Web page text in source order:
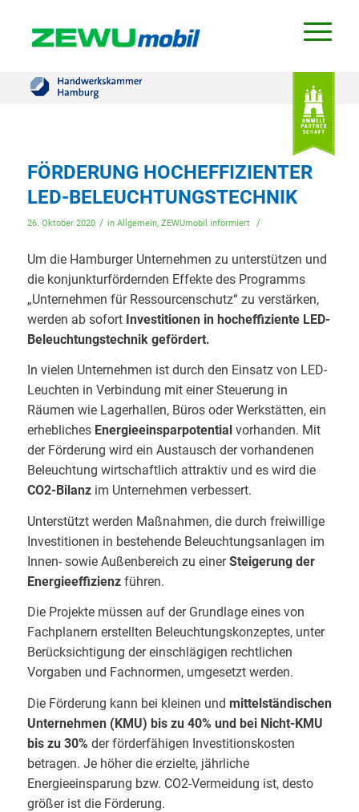
FÖRDERUNG HOCHEFFIZIENTER
LED-BELEUCHTUNGSTECHNIK
26. Oktober 2020 / in Allgemein, ZEWUmobil informiert /
Um die Hamburger Unternehmen zu unterstützen und
die konjunkturfördernden Effekte des Programms
„Unternehmen für Ressourcenschutz“ zu verstärken,
werden ab sofort Investitionen in hocheffiziente LED-
Beleuchtungstechnik gefördert.
In vielen Unternehmen ist durch den Einsatz von LED-
Leuchten in Verbindung mit einer Steuerung in
Räumen wie Lagerhallen, Büros oder Werkstätten, ein
erhebliches Energieeinsparpotential vorhanden. Mit
der Förderung wird ein Austausch der vorhandenen
Beleuchtung wirtschaftlich attraktiv und es wird die
CO2-Bilanzim Unternehmen verbessert.
Unterstützt werden Maßnahmen, die durch freiwillige
Investitionen in bestehende Beleuchtungsanlagen im
Innen- sowie Außenbereich zu einerSteigerung der
Energie­effizienzführen.
Die Projekte müssen auf der Grundlage eines von
Fachplanern erstellten Beleuchtungskonzeptes, unter
Berücksichtigung der einschlägigen rechtlichen
Vorgaben und Fachnormen, umgesetzt werden.
Die Förderung kann bei kleinen und mittelständischen
Unternehmen (KMU) bis zu 40% und bei Nicht-KMU
bis zu 30% der förderfähigen Investitionskosten
betragen. Je höher die erzielte, jährliche
Energieeinsparung bzw. CO2-Vermeidung ist, desto
größer ist die Förderung.